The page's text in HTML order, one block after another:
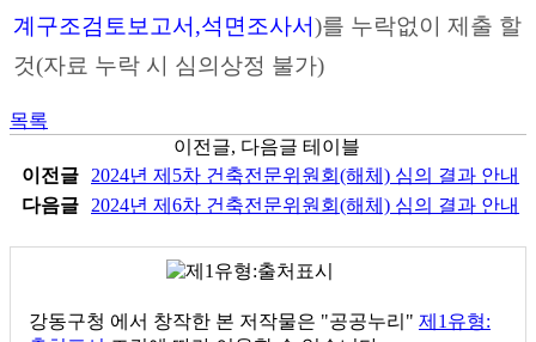
계구조검토보고서,석면조사서)를 누락없이 제출 할
것(자료 누락 시 심의상정 불가)
목록
이전글, 다음글 테이블
이전글
2024년 제5차 건축전문위원회(해체) 심의 결과 안내
다음글
2024년 제6차 건축전문위원회(해체) 심의 결과 안내
강동구청 에서 창작한 본 저작물은 "공공누리" 제1유형: